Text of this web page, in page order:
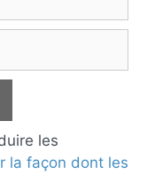
les
la façon dont les